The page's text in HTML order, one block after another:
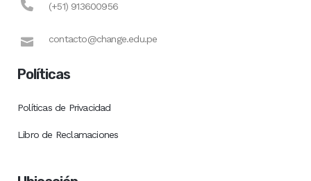
(+51) 913600956
contacto@change.edu.pe
Políticas
Políticas de Privacidad
Libro de Reclamaciones